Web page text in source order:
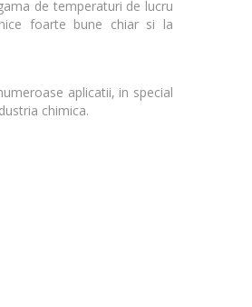
de temperaturi de lucru
foarte bune chiar si la
aplicatii, in special
chimica.